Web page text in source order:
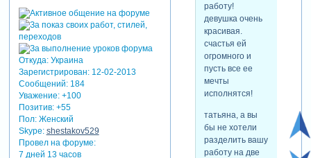
Откуда:Украина
Зарегистрирован: 12-02-2013
Сообщений:184
Уважение: +100
Позитив: +55
Пол:Женский
Skype: shestakov529
Провел на форуме:
7 дней 13 часов
работу!
девушка очень
красивая.
счастья ей
огромного и
пусть все ее
мечты
исполнятся!
татьяна, а вы
бы не хотели
разделить вашу
работу на две